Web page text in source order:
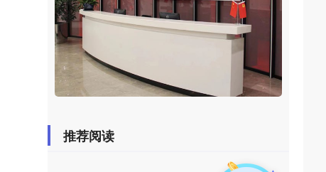
推荐阅读